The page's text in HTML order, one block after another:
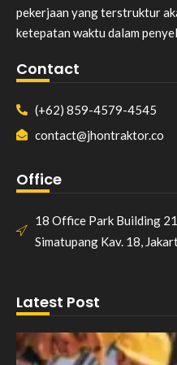
pekerjaan yang terstruktur
ketepatan waktu dalam
Contact
(+62) 859-4579-4545
contact@jhontraktor.co
Office
18 Office Park Building
Simatupang Kav. 18,
Latest Post